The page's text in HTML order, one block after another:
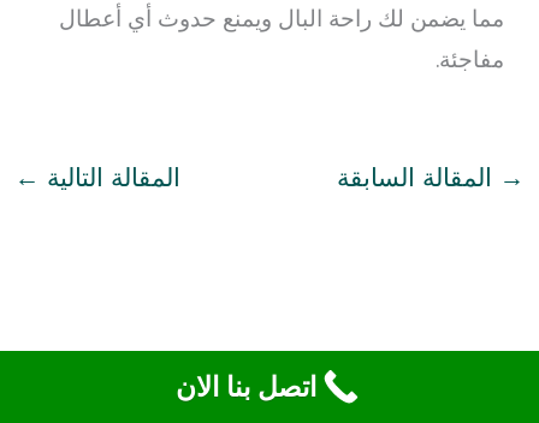
مما يضمن لك راحة البال ويمنع حدوث أي أعطال
مفاجئة.
→ المقالة السابقة المقالة التالية ←
© 2026
اتصل بنا الان